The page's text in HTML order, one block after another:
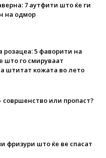
7 аутфити што ќе ги
на одмор
розацеа: 5 фаворити на
што го смируваат
штитат кожата во лето
или пропаст?
фризури што ќе ве спасат